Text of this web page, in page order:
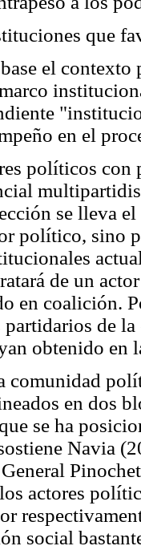
que
el
en el
políticos con
se lleva
político, sino
de un
en coalición.
partidarios de
obtenido en
comunidad
en dos
se ha
Navia
actores
social